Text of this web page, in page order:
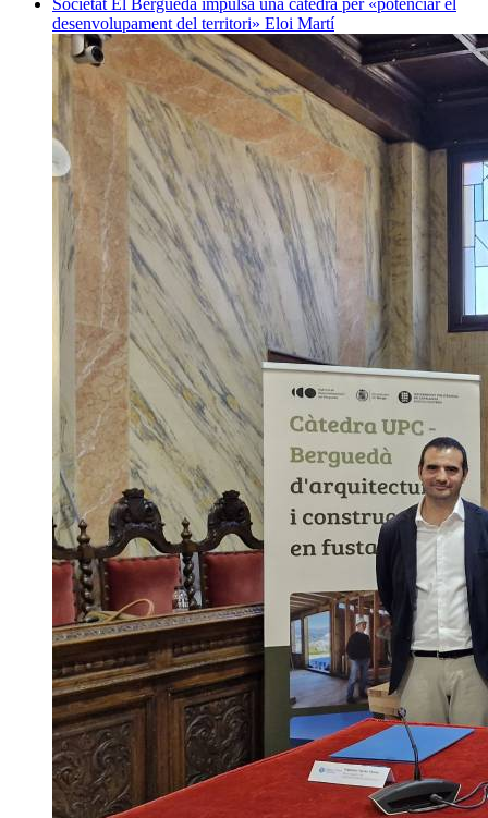
desenvolupament del territori» Eloi Martí